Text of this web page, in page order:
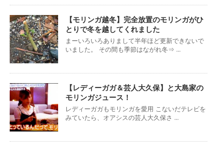
【モリンガ越冬】完全放置のモリンガがひ
とりで冬を越してくれました
まーいろいろありまして半年ほど更新できないで
いました。 その間も季節はながれ冬⇒ ...
【レディーガガ＆芸人大久保】と大島家の
モリンガジュース！
レディーガガもモリンガを愛用 こないだテレビを
みていたら、オアシスの芸人大久保さ ...